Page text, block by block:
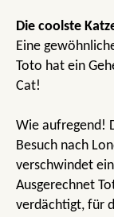
Die coolste
Eine
Toto hat ein
Cat!
Wie aufregend!
Besuch nach
verschwindet
Ausgerechnet
verdächtigt, für